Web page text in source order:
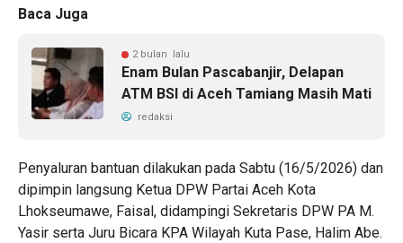
Baca Juga
2 bulan lalu
Enam Bulan Pascabanjir, Delapan
ATM BSI di Aceh Tamiang Masih Mati
redaksi
Penyaluran bantuan dilakukan pada Sabtu (16/5/2026) dan
dipimpin langsung Ketua DPW Partai Aceh Kota
Lhokseumawe, Faisal, didampingi Sekretaris DPW PA M.
Yasir serta Juru Bicara KPA Wilayah Kuta Pase, Halim Abe.